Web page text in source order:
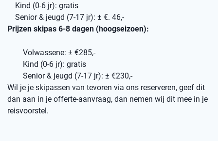
Kind (0-6 jr): gratis
Senior & jeugd (7-17 jr): ± €. 46,-
Prijzen skipas 6-8 dagen (hoogseizoen):
Volwassene: ± €285,-
Kind (0-6 jr): gratis
Senior & jeugd (7-17 jr): ± €230,-
Wil je je skipassen van tevoren via ons reserveren, geef dit
dan aan in je offerte-aanvraag, dan nemen wij dit mee in je
reisvoorstel.